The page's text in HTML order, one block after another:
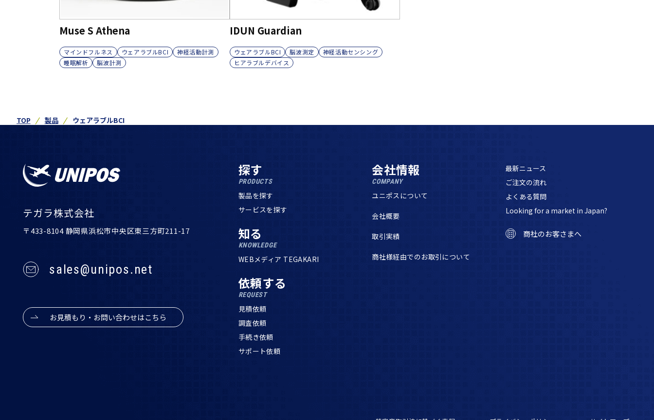
Muse S Athena
マインドフルネス ウェアラブルBCI
神経活動計測
睡眠解析
脳波計測
IDUN Guardian
ウェアラブルBCI 脳波測定
神経活動センシング
ヒアラブルデバイス
TOP 製品 ウェアラブルBCI
テガラ株式会社
〒433-8104 静岡県浜松市中央区東三方町211-17
sales@unipos.net
お見積もり・お問い合わせはこちら
探す
PRODUCTS
製品を探す
サービスを探す
知る
KNOWLEDGE
WEBメディア TEGAKARI
依頼する
REQUEST
見積依頼
調査依頼
手続き依頼
サポート依頼
会社情報
COMPANY
ユニポスについて
会社概要
取引実績
商社様経由でのお取引について
最新ニュース
ご注文の流れ
よくある質問
Looking for a market in Japan?
商社のお客さまへ